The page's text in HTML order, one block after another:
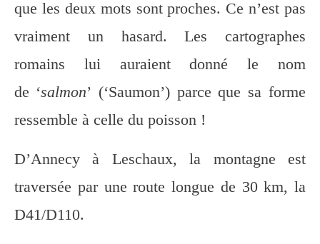
que les deux mots sont proches. Ce n’est pas
vraiment un hasard. Les cartographes
romains lui auraient donné le nom
de ‘salmon’ (‘Saumon’) parce que sa forme
ressemble à celle du poisson !
D’Annecy à Leschaux, la montagne est
traversée par une route longue de 30 km, la
D41/D110.